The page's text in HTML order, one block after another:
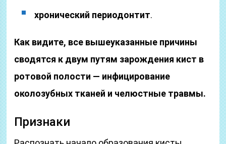
хронический периодонтит.
Как видите, все вышеуказанные причины
сводятся к двум путям зарождения кист в
ротовой полости — инфицирование
околозубных тканей и челюстные травмы.
Признаки